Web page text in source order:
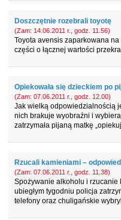
Doszczętnie rozebrali toyotę
(Zam: 14.06.2011 r., godz. 11.56)
Toyota avensis zaparkowana na
części o łącznej wartości
Opiekowała się dzieckiem po
(Zam: 07.06.2011 r., godz. 12.00)
Jak wielką odpowiedzialnością
nich brakuje wyobraźni i
zatrzymała pijaną matkę
Rzucali kamieniami –
(Zam: 07.06.2011 r., godz. 11.38)
Spożywanie alkoholu i rzucanie
ubiegłym tygodniu policja
telefony oraz chuligańskie